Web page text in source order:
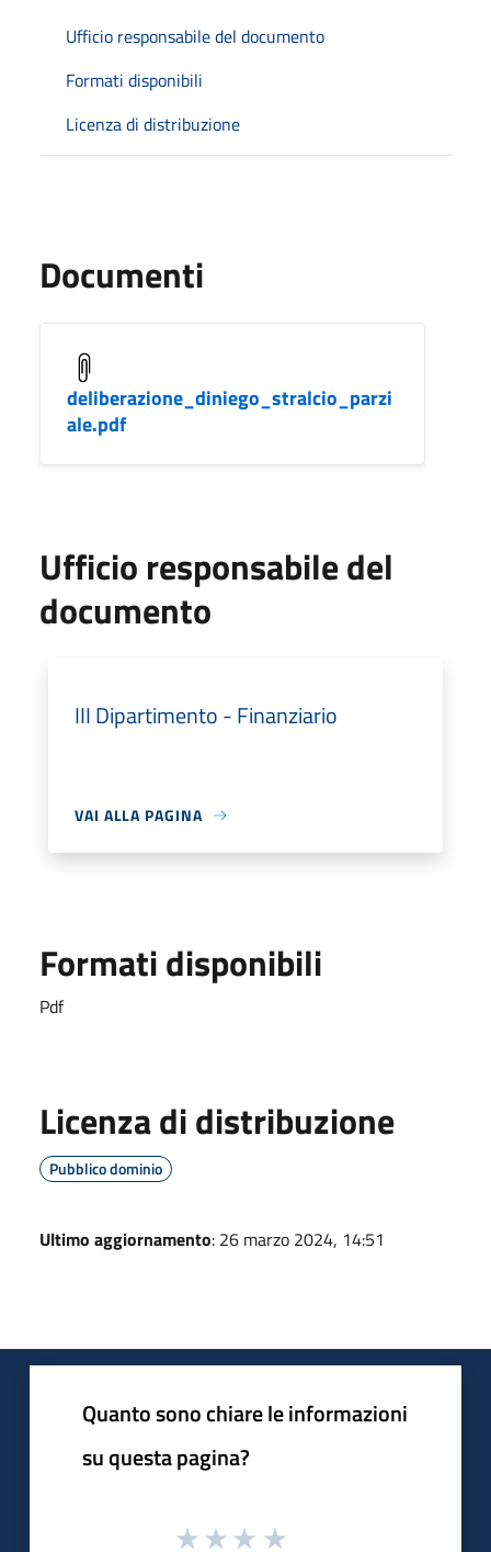
Ufficio responsabile del documento
Formati disponibili
Licenza di distribuzione
Documenti
deliberazione_diniego_stralcio_parzi
ale.pdf
Ufficio responsabile del
documento
III Dipartimento - Finanziario
VAI ALLA PAGINA
Formati disponibili
Pdf
Licenza di distribuzione
Pubblico dominio
Ultimo aggiornamento: 26 marzo 2024, 14:51
Quanto sono chiare le informazioni
su questa pagina?